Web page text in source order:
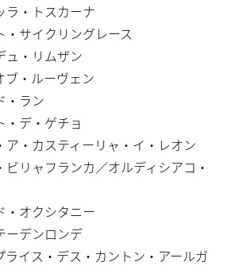
ラ・トスカーナ
・サイクリングレース
ュ・リムザン
ブ・ルーヴェン
・ラン
・デ・ゲチョ
ア・カスティーリャ・イ・レオン
ビリャフランカ／オルディシアコ・
・オクシタニー
ーデンロンデ
ライス・デス・カントン・アールガ